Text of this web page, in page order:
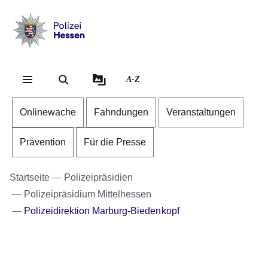
Hessen
A-Z
Onlinewache Fahndungen Veranstaltungen
Prävention Für die Presse
Startseite
Polizeipräsidien
Polizeipräsidium Mittelhessen
Polizeidirektion Marburg-Biedenkopf